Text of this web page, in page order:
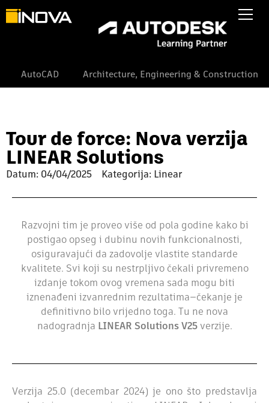
AutoCAD Architecture, Engineering & Construction
Tour de force: Nova verzija
LINEAR Solutions
Datum: 04/04/2025 Kategorija: Linear
Razvojni tim je proveo više od pola godine kako bi
postigao opseg i dubinu novih funkcionalnosti,
osiguravajući da zadovolje vlastite standarde
kvalitete. Svi koji su nestrpljivo čekali privremeno
izdanje tokom ovog vremena sada mogu biti
iznenađeni izvanrednim rezultatima—čekanje je
definitivno bilo vrijedno toga. Tu ne nova
nadogradnja LINEAR Solutions V25verzije.
Verzija 25.0 (decembar 2024) je ono što predstavlja